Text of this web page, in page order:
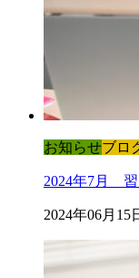
お知らせブロ
2024年7月
2024年06月15